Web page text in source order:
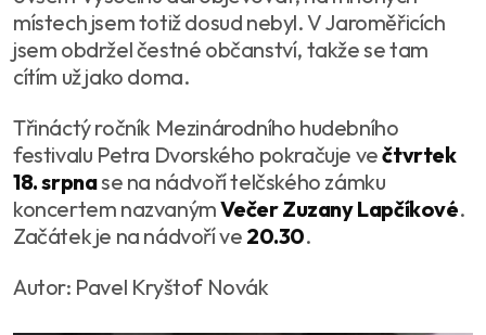
místech jsem totiž dosud nebyl. V Jaroměřicích
jsem obdržel čestné občanství, takže se tam
cítím už jako doma.
Třináctý ročník Mezinárodního hudebního
festivalu Petra Dvorského pokračuje večtvrtek
18. srpnase na nádvoří telčského zámku
koncertem nazvanýmVečer Zuzany Lapčíkové.
Začátek je na nádvoří ve 20.30.
Autor: Pavel Kryštof Novák